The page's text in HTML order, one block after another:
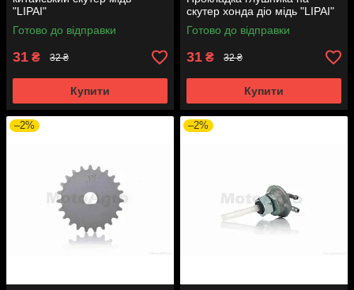
"LIPAI"
Готово до відправки
31 ₴ 32 ₴
Купити
скутер хонда діо мідь "LIPAI"
Готово до відправки
31 ₴ 32 ₴
Купити
–2% –2%